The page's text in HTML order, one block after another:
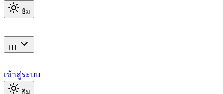
ธีม
TH
เข้าสู่ระบบ
ธีม